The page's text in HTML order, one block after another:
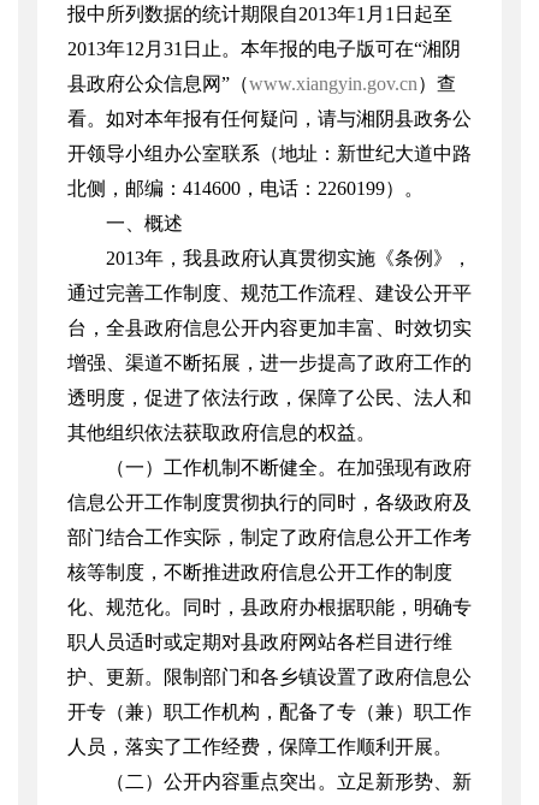
报中所列数据的统计期限自2013年1 月 1 日起至
2013年12 月 31 日止。本年报的电子版可在“湘阴
县政府公众信息网”（www.xiangyin.gov.cn）查
看。如对本年报有任何疑问，请与湘阴县政务公
开领导小组办公室联系（地址：新世纪大道中路
北侧，邮编： 414600 ，电话： 2260199）。
一、概述
2013年，我县政府认真贯彻实施《条例》，
通过完善工作制度、规范工作流程、建设公开平
台，全县政府信息公开内容更加丰富、时效切实
增强、渠道不断拓展，进一步提高了政府工作的
透明度，促进了依法行政，保障了公民、法人和
其他组织依法获取政府信息的权益。
（一）工作机制不断健全。在加强现有政府
信息公开工作制度贯彻执行的同时，各级政府及
部门结合工作实际，制定了政府信息公开工作考
核等制度，不断推进政府信息公开工作的制度
化、规范化。同时，县政府办根据职能，明确专
职人员适时或定期对县政府网站各栏目进行维
护、更新。限制部门和各乡镇设置了政府信息公
开专（兼）职工作机构，配备了专（兼）职工作
人员，落实了工作经费，保障工作顺利开展。
（二）公开内容重点突出。立足新形势、新